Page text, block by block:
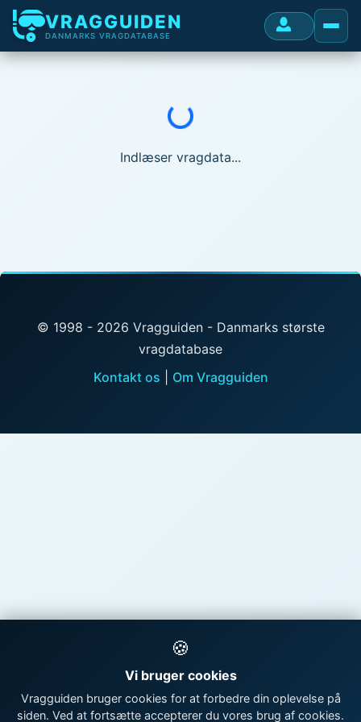
VRAGGUIDEN
DANMARKS VRAGDATABASE
Indlæser...
Indlæser vragdata...
© 1998 - 2026 Vragguiden - Danmarks største
vragdatabase
Kontakt os
Om Vragguiden
🍪
Vi bruger cookies
Vragguiden bruger cookies for at forbedre din oplevelse på
siden. Ved at fortsætte accepterer du vores brug af cookies.